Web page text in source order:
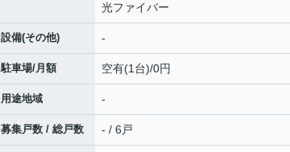
光ファイバー
設備(その他) -
駐車場/月額 空有(1台)/0円
用途地域 -
募集戸数 / 総戸数 - / 6戸